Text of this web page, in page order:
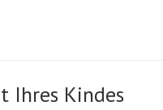
Ihres Kindes